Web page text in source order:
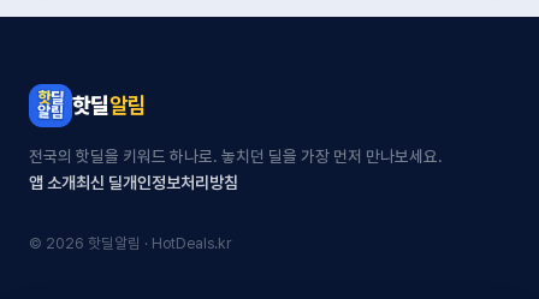
핫딜알림
전국의 핫딜을 키워드 하나로. 놓치던 딜을 가장 먼저 만나보세요.
앱 소개최신 딜개인정보처리방침
© 2026 핫딜알림 · HotDeals.kr